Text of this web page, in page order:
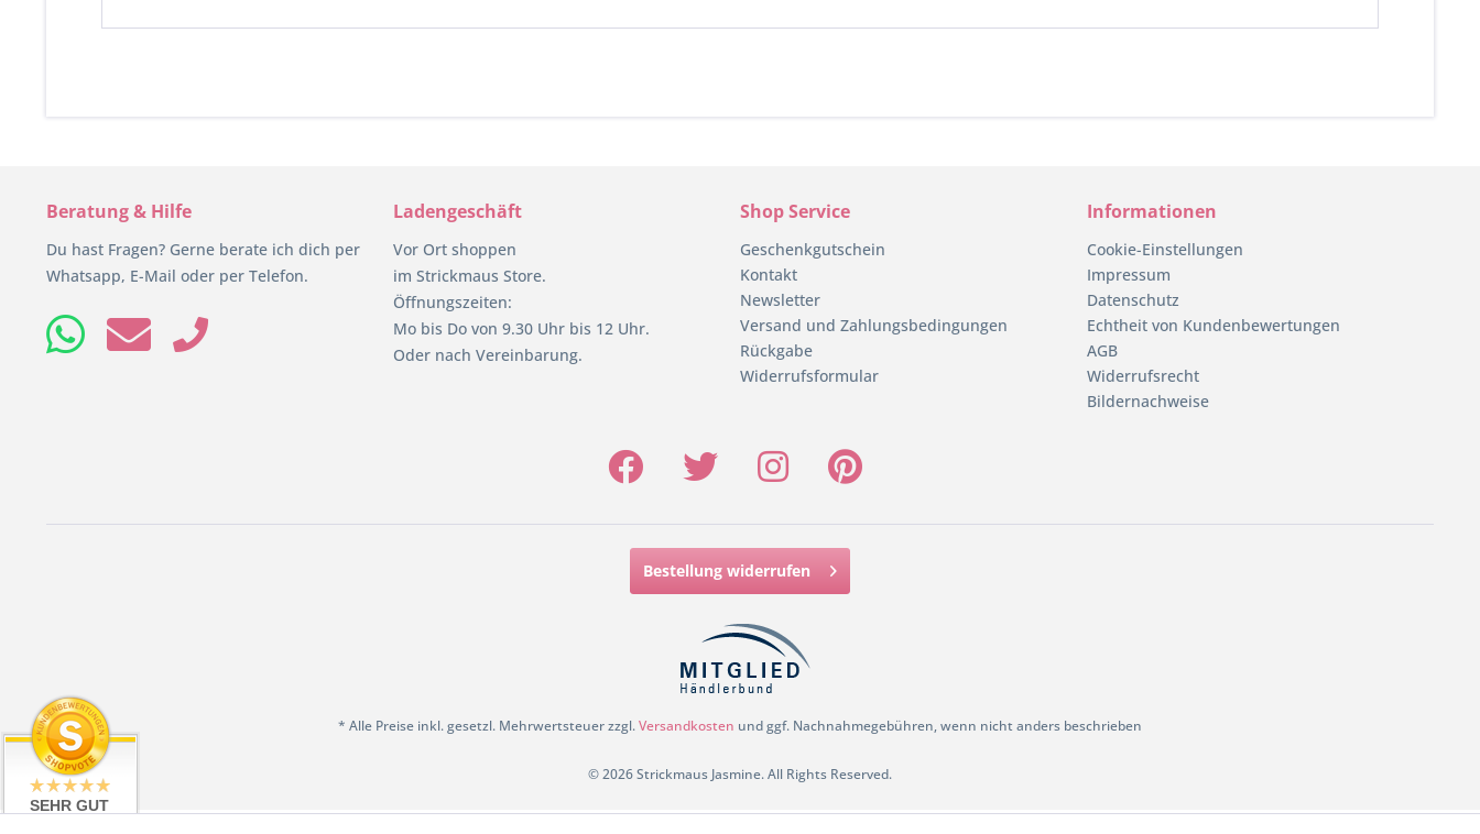
Beratung & Hilfe
Du hast Fragen? Gerne berate ich dich per
Whatsapp, E-Mail oder per Telefon.
Ladengeschäft
Vor Ort shoppen
im Strickmaus Store.
Öffnungszeiten:
Mo bis Do von 9.30 Uhr bis 12 Uhr.
Oder nach Vereinbarung.
Shop Service
Geschenkgutschein
Kontakt
Newsletter
Versand und Zahlungsbedingungen
Rückgabe
Widerrufsformular
Informationen
Cookie-Einstellungen
Impressum
Datenschutz
Echtheit von Kundenbewertungen
AGB
Widerrufsrecht
Bildernachweise
Bestellung widerrufen
* Alle Preise inkl. gesetzl. Mehrwertsteuer zzgl.Versandkosten und ggf. Nachnahmegebühren, wenn nicht anders beschrieben
© 2026 Strickmaus Jasmine. All Rights Reserved.
SEHR GUT